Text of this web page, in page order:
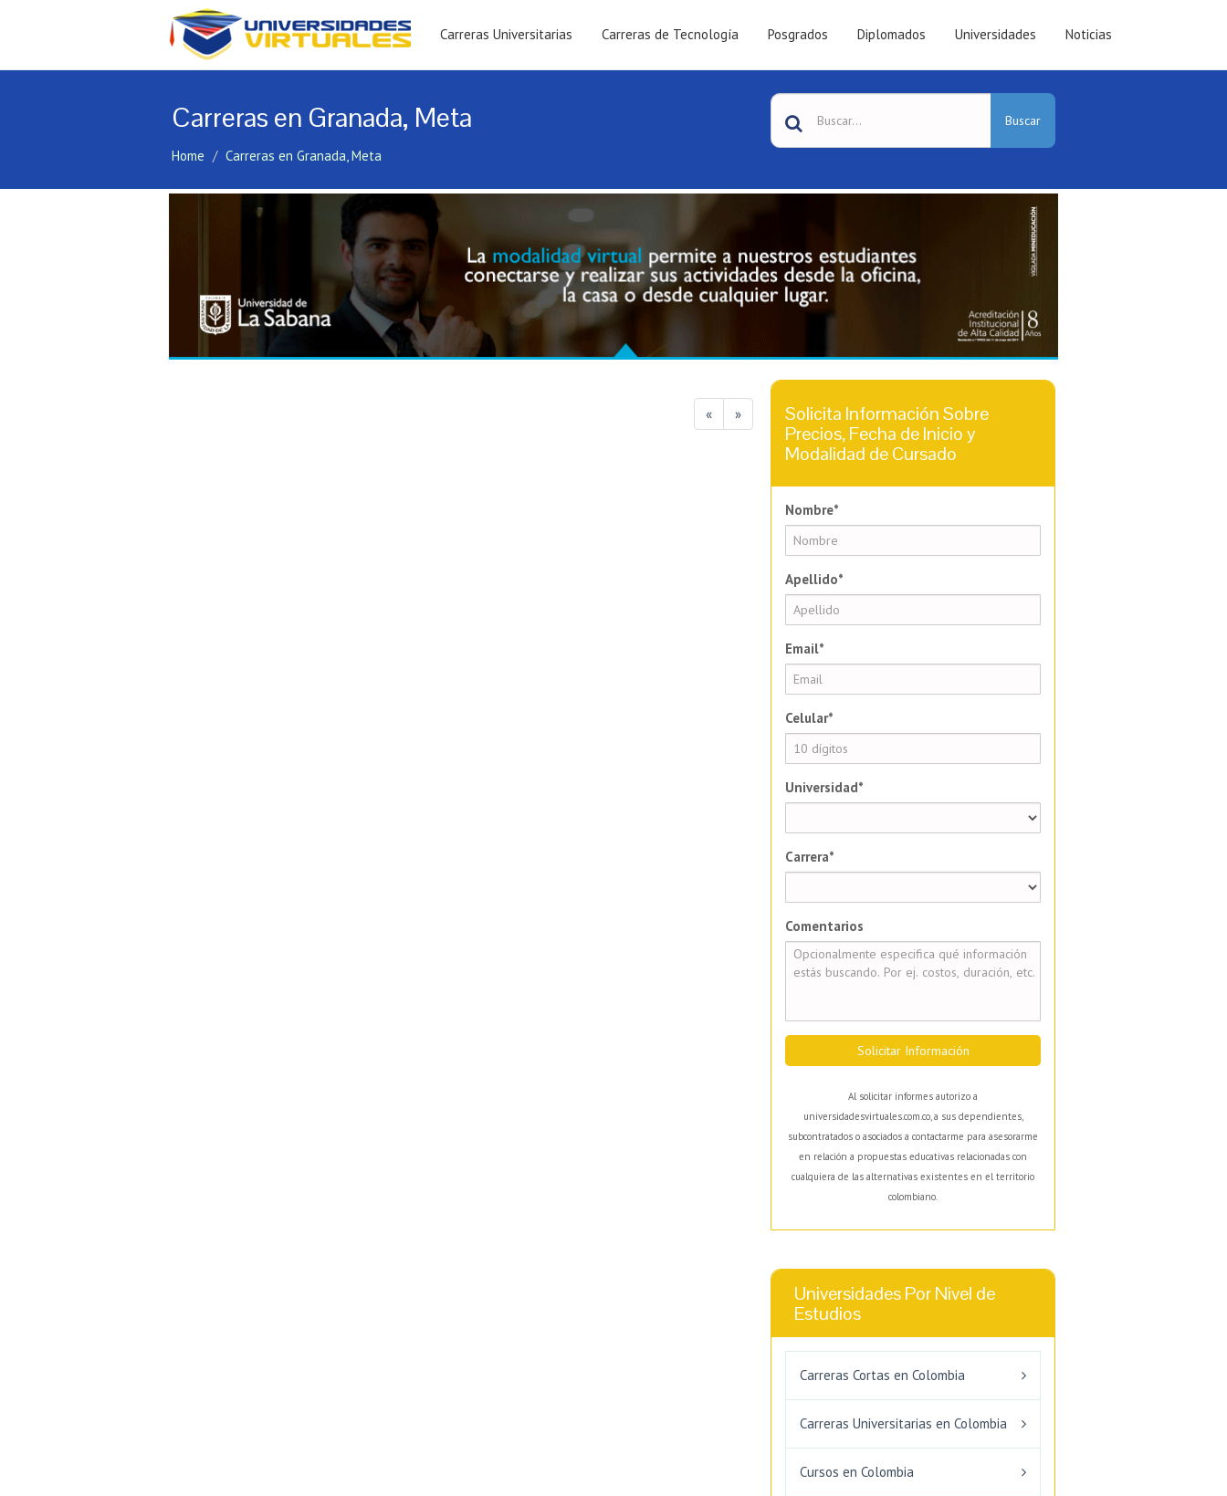
Carreras Universitarias Carreras de Tecnología Posgrados Diplomados Universidades Noticias
Carreras en Granada, Meta
Home Carreras en Granada, Meta
Buscar
« »
Solicita Información Sobre
Precios, Fecha de Inicio y
Modalidad de Cursado
Nombre*
Apellido*
Email*
Celular*
Universidad*
Carrera*
Comentarios
Solicitar Información
Al solicitar informes autorizo a
universidadesvirtuales.com.co, a sus dependientes,
subcontratados o asociados a contactarme para asesorarme
en relación a propuestas educativas relacionadas con
cualquiera de las alternativas existentes en el territorio
colombiano.
Universidades Por Nivel de
Estudios
Carreras Cortas en Colombia
Carreras Universitarias en Colombia
Cursos en Colombia